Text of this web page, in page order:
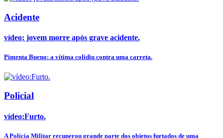
Acidente
vídeo: jovem morre após grave acidente.
Pimenta Bueno: a vítima colidiu contra uma carreta.
Policial
vídeo:Furto.
A Polícia Militar recuperou grande parte dos objetos furtados de uma